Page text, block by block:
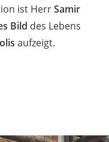
ist HerrSamir
Bild des Lebens
aufzeigt.